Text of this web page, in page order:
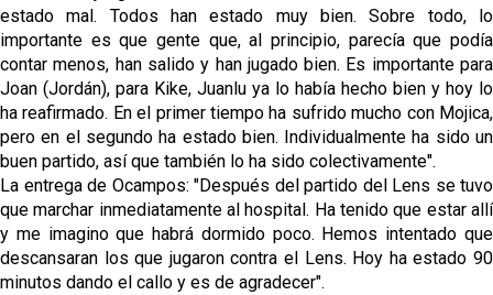
estado mal. Todos han estado muy bien. Sobre todo, lo
importante es que gente que, al principio, parecía que podía
contar menos, han salido y han jugado bien. Es importante para
Joan (Jordán), para Kike, Juanlu ya lo había hecho bien y hoy lo
ha reafirmado. En el primer tiempo ha sufrido mucho con Mojica,
pero en el segundo ha estado bien. Individualmente ha sido un
buen partido, así que también lo ha sido colectivamente".
La entrega de Ocampos: "Después del partido del Lens se tuvo
que marchar inmediatamente al hospital. Ha tenido que estar allí
y me imagino que habrá dormido poco. Hemos intentado que
descansaran los que jugaron contra el Lens. Hoy ha estado 90
minutos dando el callo y es de agradecer".